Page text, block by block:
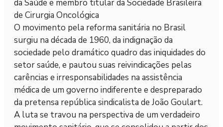
da Saúde e membro titular da Sociedade Brasileira
de Cirurgia Oncológica
O movimento pela reforma sanitária no Brasil
surgiu na década de 1960, da indignação da
sociedade pelo dramático quadro das iniquidades do
setor saúde, e pautou suas reivindicações pelas
carências e irresponsabilidades na assistência
médica de um governo indiferente e despreparado
da pretensa república sindicalista de João Goulart.
A luta se travou na perspectiva de um verdadeiro